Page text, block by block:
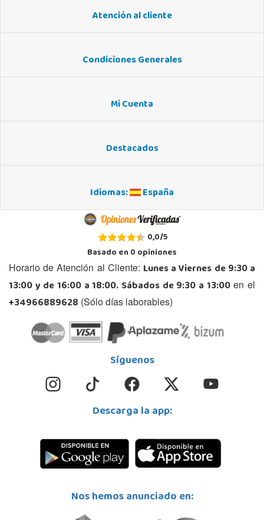
Atención al cliente
Condiciones Generales
Mi Cuenta
Destacados
Idiomas: España
0,0/5
Basado en0opiniones
Horario de Atención al Cliente: Lunes a Viernes de 9:30 a
13:00 y de 16:00 a 18:00. Sábados de 9:30 a 13:00en el
+34966889628 (Sólo días laborables)
Síguenos
Descarga la app:
Nos hemos anunciado en: